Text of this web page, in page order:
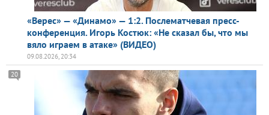
«Верес» — «Динамо» — 1:2. Послематчевая пресс-
конференция. Игорь Костюк: «Не сказал бы, что мы
вяло играем в атаке» (ВИДЕО)
09.08.2026, 20:34
20